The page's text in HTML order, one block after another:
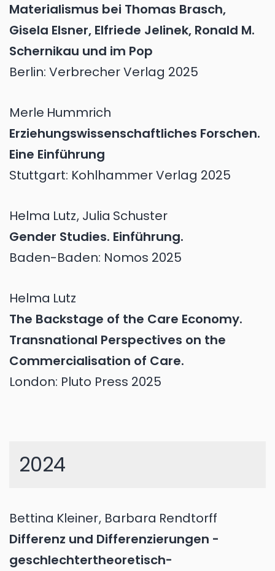
Materialismus bei Thomas Brasch,
Gisela Elsner, Elfriede Jelinek, Ronald M.
Schernikau und im Pop
Berlin: Verbrecher Verlag 2025
Merle Hummrich
Erziehungswissenschaftliches Forschen.
Eine Einführung
Stuttgart: Kohlhammer Verlag 2025
Helma Lutz, Julia Schuster
Gender Studies. Einführung.
Baden-Baden: Nomos 2025
Helma Lutz
The Backstage of the Care Economy.
Transnational Perspectives on the
Commercialisation of Care.
London: Pluto Press 2025
2024
Bettina Kleiner, Barbara Rendtorff
Differenz und Differenzierungen -
geschlechtertheoretisch-